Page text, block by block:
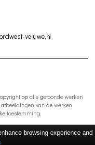
veluwe.nl
op alle getoonde werken
van de werken
toestemming.
browsing experience and